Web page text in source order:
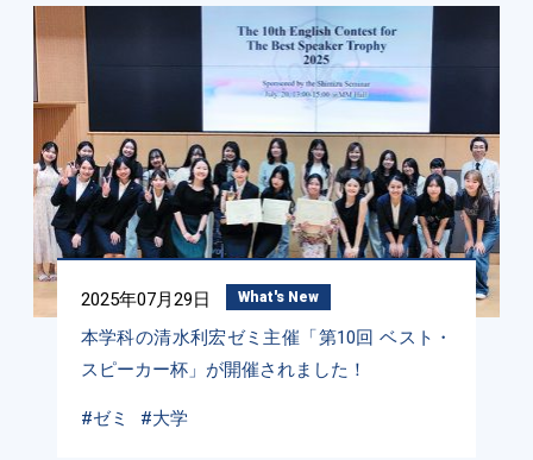
2025年07月29日 What's New
本学科の清水利宏ゼミ主催「第10回 ベスト・
スピーカー杯」が開催されました！
#ゼミ #大学